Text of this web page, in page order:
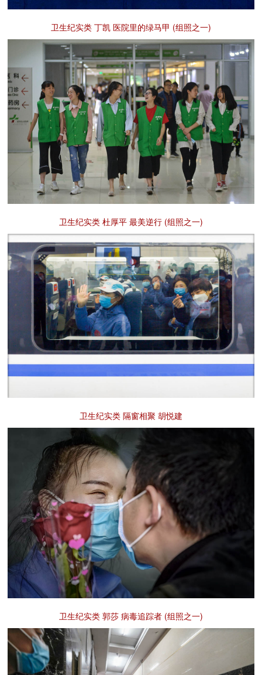
卫生纪实类 丁凯 医院里的绿马甲 (组照之一)
卫生纪实类 杜厚平 最美逆行 (组照之一)
卫生纪实类 隔窗相聚 胡悦建
卫生纪实类 郭莎 病毒追踪者 (组照之一)